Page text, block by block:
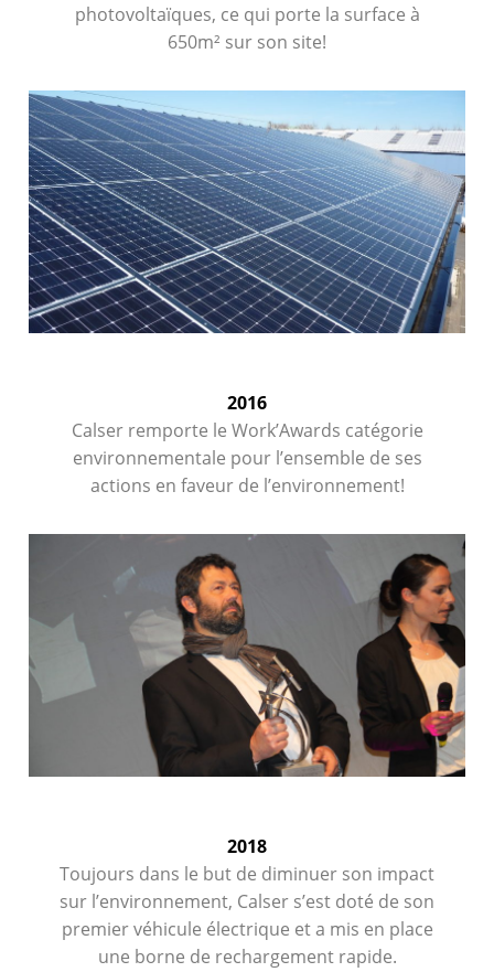
photovoltaïques, ce qui porte la surface à
650m² sur son site!
2016
Calser remporte le Work’Awards catégorie
environnementale pour l’ensemble de ses
actions en faveur de l’environnement!
2018
Toujours dans le but de diminuer son impact
sur l’environnement, Calser s’est doté de son
premier véhicule électrique et a mis en place
une borne de rechargement rapide.